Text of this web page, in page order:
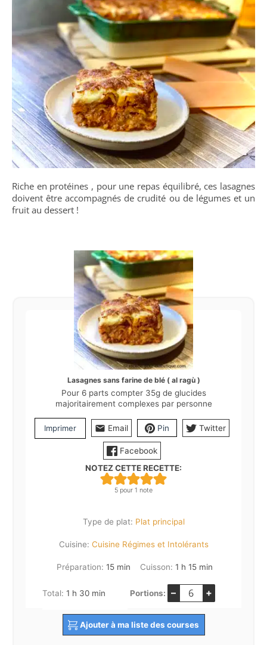
Riche en protéines , pour une repas équilibré, ces lasagnes
doivent être accompagnés de crudité ou de légumes et un
fruit au dessert !
Lasagnes sans farine de blé ( al ragù )
Pour 6 parts compter 35g de glucides
majoritairement complexes par personne
Imprimer Email Pin Twitter
Facebook
NOTEZ CETTE RECETTE:
5 pour 1 note
Type de plat: Plat principal
Cuisine: Cuisine Régimes et Intolérants
Préparation: 15minutes
min Cuisson: 1 heure
h 15minutes
min
Total:1 heure
h 30minutes
min Portions: – +
Ajouter à ma liste des courses